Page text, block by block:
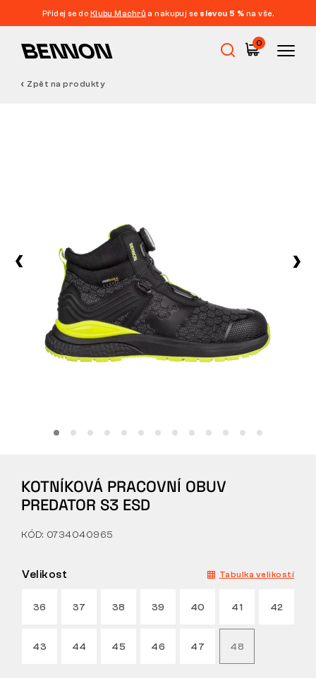
Přidej se do Klubu Machrů a nakupuj se slevou 5 % na vše.
0
Outdoor
Volnočasová obuv
Tactical
O NÁS
VRÁCENÍ/VÝMĚNA
Zpět na produkty
KOTNÍKOVÁ PRACOVNÍ OBUV
PREDATOR S3 ESD
KÓD: 0734040965
Velikost Tabulka velikostí
36 37 38 39 40 41 42
43 44 45 46 47 48